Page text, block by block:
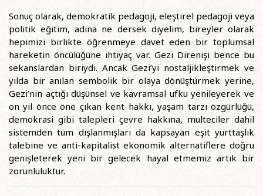
Sonuç olarak, demokratik pedagoji, eleştirel pedagoji veya
politik eğitim, adına ne dersek diyelim, bireyler olarak
hepimizi birlikte öğrenmeye davet eden bir toplumsal
hareketin öncülüğüne ihtiyaç var. Gezi Direnişi bence bu
sekanslardan biriydi. Ancak Gezi’yi nostaljikleştirmek ve
yılda bir anılan sembolik bir olaya dönüştürmek yerine,
Gezi’nin açtığı düşünsel ve kavramsal ufku yenileyerek ve
on yıl önce öne çıkan kent hakkı, yaşam tarzı özgürlüğü,
demokrasi gibi talepleri çevre hakkına, mülteciler dahil
sistemden tüm dışlanmışları da kapsayan eşit yurttaşlık
talebine ve anti-kapitalist ekonomik alternatiflere doğru
genişleterek yeni bir gelecek hayal etmemiz artık bir
zorunluluktur.